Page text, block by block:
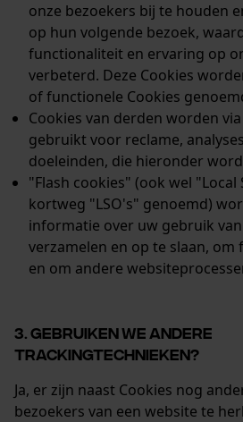
onze bezoekers bij te houden
op hun volgende bezoek,
functionaliteit en ervaring op
verbeterd. Deze Cookies
of functionele Cookies
Cookies van derden worden
gebruikt voor reclame,
doeleinden, die hieronder
"Flash cookies" (ook wel
kortweg "LSO's" genoemd)
informatie over uw gebruik
verzamelen en op te slaan,
en om andere
3. GEBRUIKEN WE ANDERE
TRACKINGTECHNIEKEN?
Ja, er zijn naast Cookies nog
bezoekers van een website te